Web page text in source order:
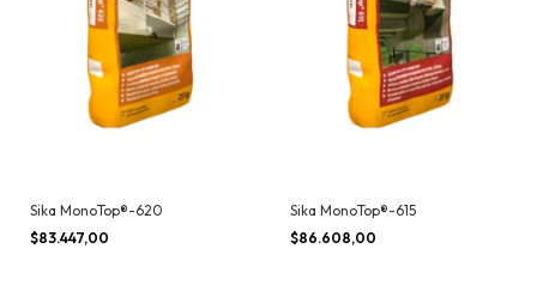
Sika MonoTop®-620
$83.447,00
Sika MonoTop®-615
$86.608,00